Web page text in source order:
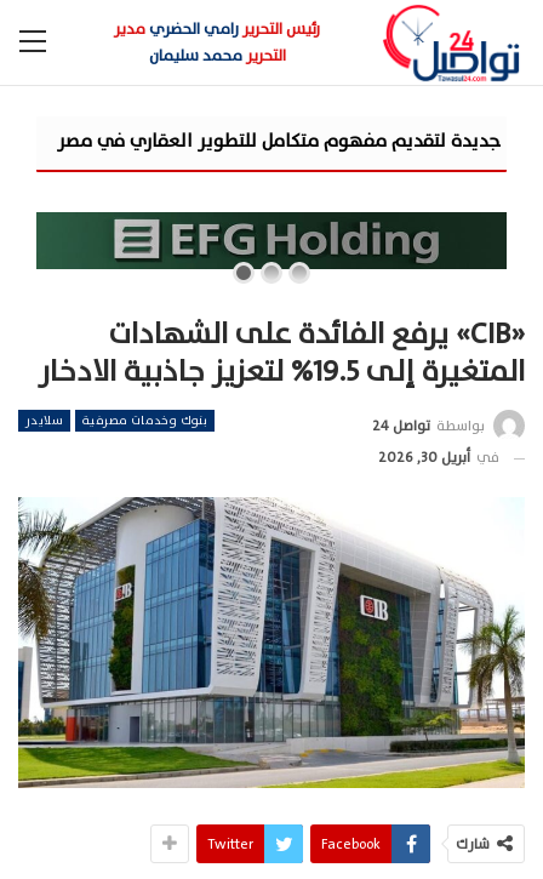
رئيس التحريررامي الحضريمدير
التحريرمحمد سليمان
شركة «AIG» تتعاون مع «CSCEC الصينية» بمشروع «AI Tower» بأعلى المعايير العالمية
«CIB» يرفع الفائدة على الشهادات
المتغيرة إلى 19.5% لتعزيز جاذبية الادخار
بنوك وخدمات مصرفية سلايدر بواسطة تواصل 24
في أبريل 30, 2026
شارك Facebook
Twitter